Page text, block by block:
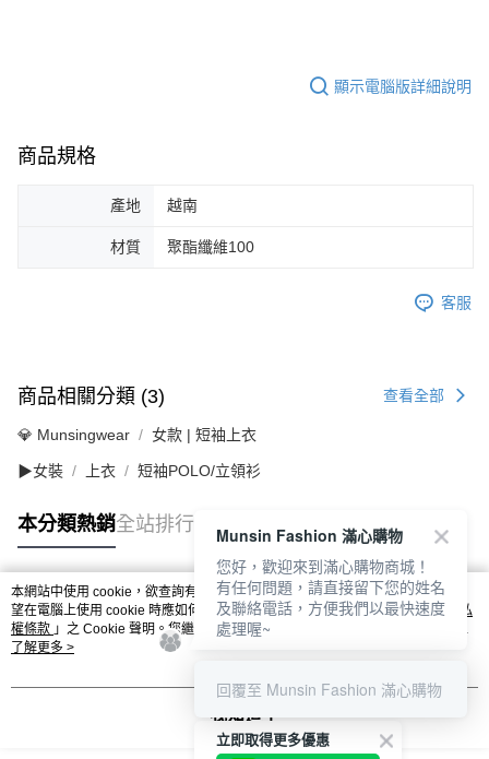
顯示電腦版詳細說明
商品規格
產地 越南
材質 聚酯纖維100
客服
商品相關分類 (3) 查看全部
💎 Munsingwear 女款 | 短袖上衣
▶女裝 上衣 短袖POLO/立領衫
本分類熱銷全站排行
熱門標籤
本網站中使用 cookie，欲查詢有關本網站使用 cookie 方式之詳情，及若您不希
望在電腦上使用 cookie 時應如何變更電腦的 cookie 設定，請參閱本網站「
隱私
權條款 」之 Cookie 聲明。您繼續使用本網站即表示您同意本公司得按本網站使
用條款之 Cookie 聲明使用 cookie。
了解更多 >
我知道了
立即取得更多優惠
Munsin Fashion 滿心購物
您好，歡迎來到滿心購物商城！
有任何問題，請直接留下您的姓名
及聯絡電話，方便我們以最快速度
處理喔~
回覆至 Munsin Fashion 滿心購物